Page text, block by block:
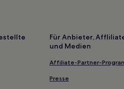
Für Anbieter,
und Medien
Affiliate-Partner-
Presse